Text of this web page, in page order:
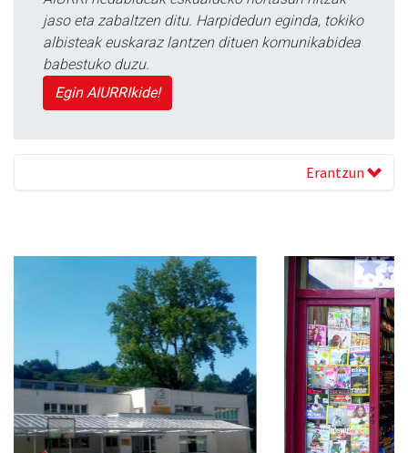
jaso eta zabaltzen ditu. Harpidedun eginda, tokiko
albisteak euskaraz lantzen dituen komunikabidea
babestuko duzu.
Egin AIURRIkide!
Erantzun